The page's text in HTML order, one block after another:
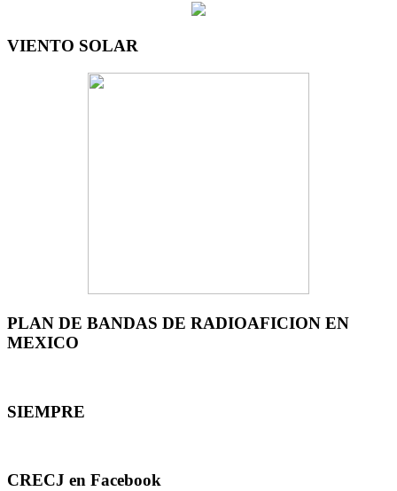
VIENTO SOLAR
PLAN DE BANDAS DE RADIOAFICION EN
MEXICO
SIEMPRE
CRECJ en Facebook